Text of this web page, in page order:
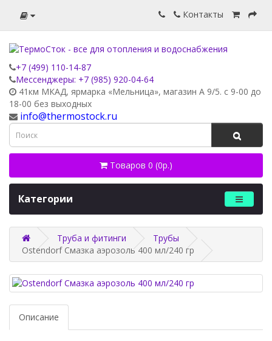
Контакты
+7 (499) 110-14-87
Мессенджеры: +7 (985) 920-04-64
41км МКАД, ярмарка «Мельница», магазин А 9/5. с 9-00 до
18-00 без выходных
info@thermostock.ru
Товаров 0 (0р.)
Категории
Труба и фитинги
Трубы
Ostendorf Смазка аэрозоль 400 мл/240 гр
Описание